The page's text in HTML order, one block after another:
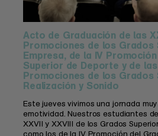
Acto de Graduación de las
Promociones de los Grados
Empresa, de la IV
Superior de Deporte y de las
Promociones de los Grados
Realización y Sonido
Este jueves vivimos una jornada
emotividad. Nuestros estudiantes
XXVII y XXVIII de los Grados
como los de la IV Promoción del